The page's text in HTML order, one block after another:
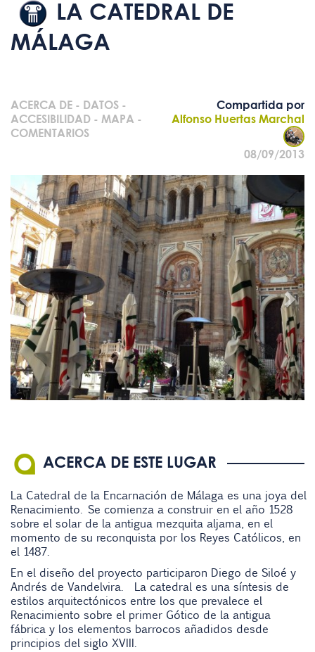
LA CATEDRAL DE
MÁLAGA
ACERCA DE - DATOS -
ACCESIBILIDAD - MAPA -
COMENTARIOS
Compartida por
Alfonso Huertas Marchal
08/09/2013
ACERCA DE ESTE LUGAR
La Catedral de la Encarnación de Málaga es una joya del
Renacimiento. Se comienza a construir en el año 1528
sobre el solar de la antigua mezquita aljama, en el
momento de su reconquista por los Reyes Católicos, en
el 1487.
En el diseño del proyecto participaron Diego de Siloé y
Andrés de Vandelvira. La catedral es una síntesis de
estilos arquitectónicos entre los que prevalece el
Renacimiento sobre el primer Gótico de la antigua
fábrica y los elementos barrocos añadidos desde
principios del siglo XVIII.